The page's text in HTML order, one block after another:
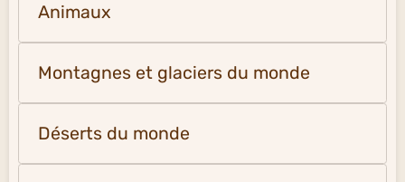
Animaux
Montagnes et glaciers du monde
Déserts du monde